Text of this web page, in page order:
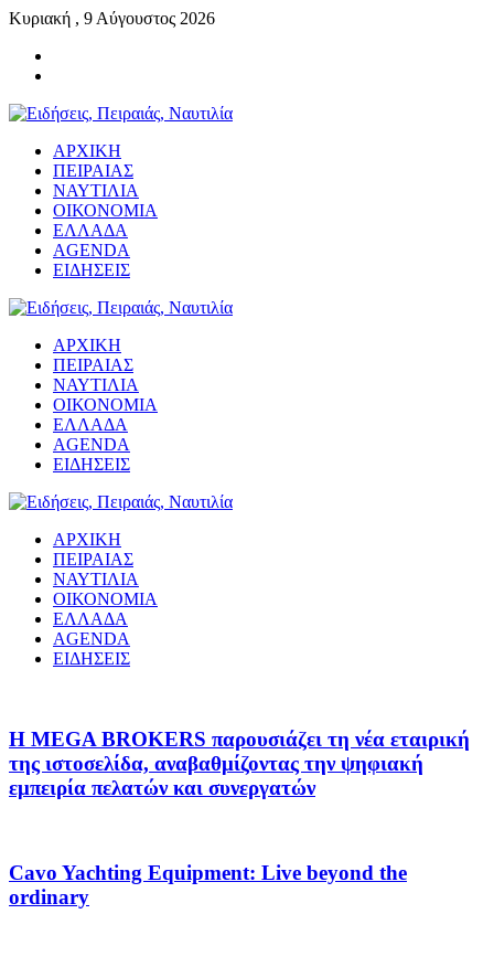
Κυριακή , 9 Αύγουστος 2026
ΑΡΧΙΚΗ
ΠΕΙΡΑΙΑΣ
ΝΑΥΤΙΛΙΑ
ΟΙΚΟΝΟΜΙΑ
ΕΛΛΑΔΑ
AGENDA
ΕΙΔΗΣΕΙΣ
ΑΡΧΙΚΗ
ΠΕΙΡΑΙΑΣ
ΝΑΥΤΙΛΙΑ
ΟΙΚΟΝΟΜΙΑ
ΕΛΛΑΔΑ
AGENDA
ΕΙΔΗΣΕΙΣ
ΑΡΧΙΚΗ
ΠΕΙΡΑΙΑΣ
ΝΑΥΤΙΛΙΑ
ΟΙΚΟΝΟΜΙΑ
ΕΛΛΑΔΑ
AGENDA
ΕΙΔΗΣΕΙΣ
Η MEGA BROKERS παρουσιάζει τη νέα εταιρική
της ιστοσελίδα, αναβαθμίζοντας την ψηφιακή
εμπειρία πελατών και συνεργατών
Cavo Yachting Equipment: Live beyond the
ordinary